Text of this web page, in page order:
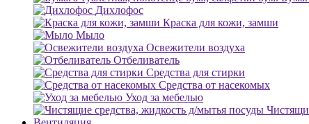
Дихлофос
Краска для кожи, замши
Мыло
Освежители воздуха
Отбеливатель
Средства для стирки
Средства от насекомых
Уход за мебелью